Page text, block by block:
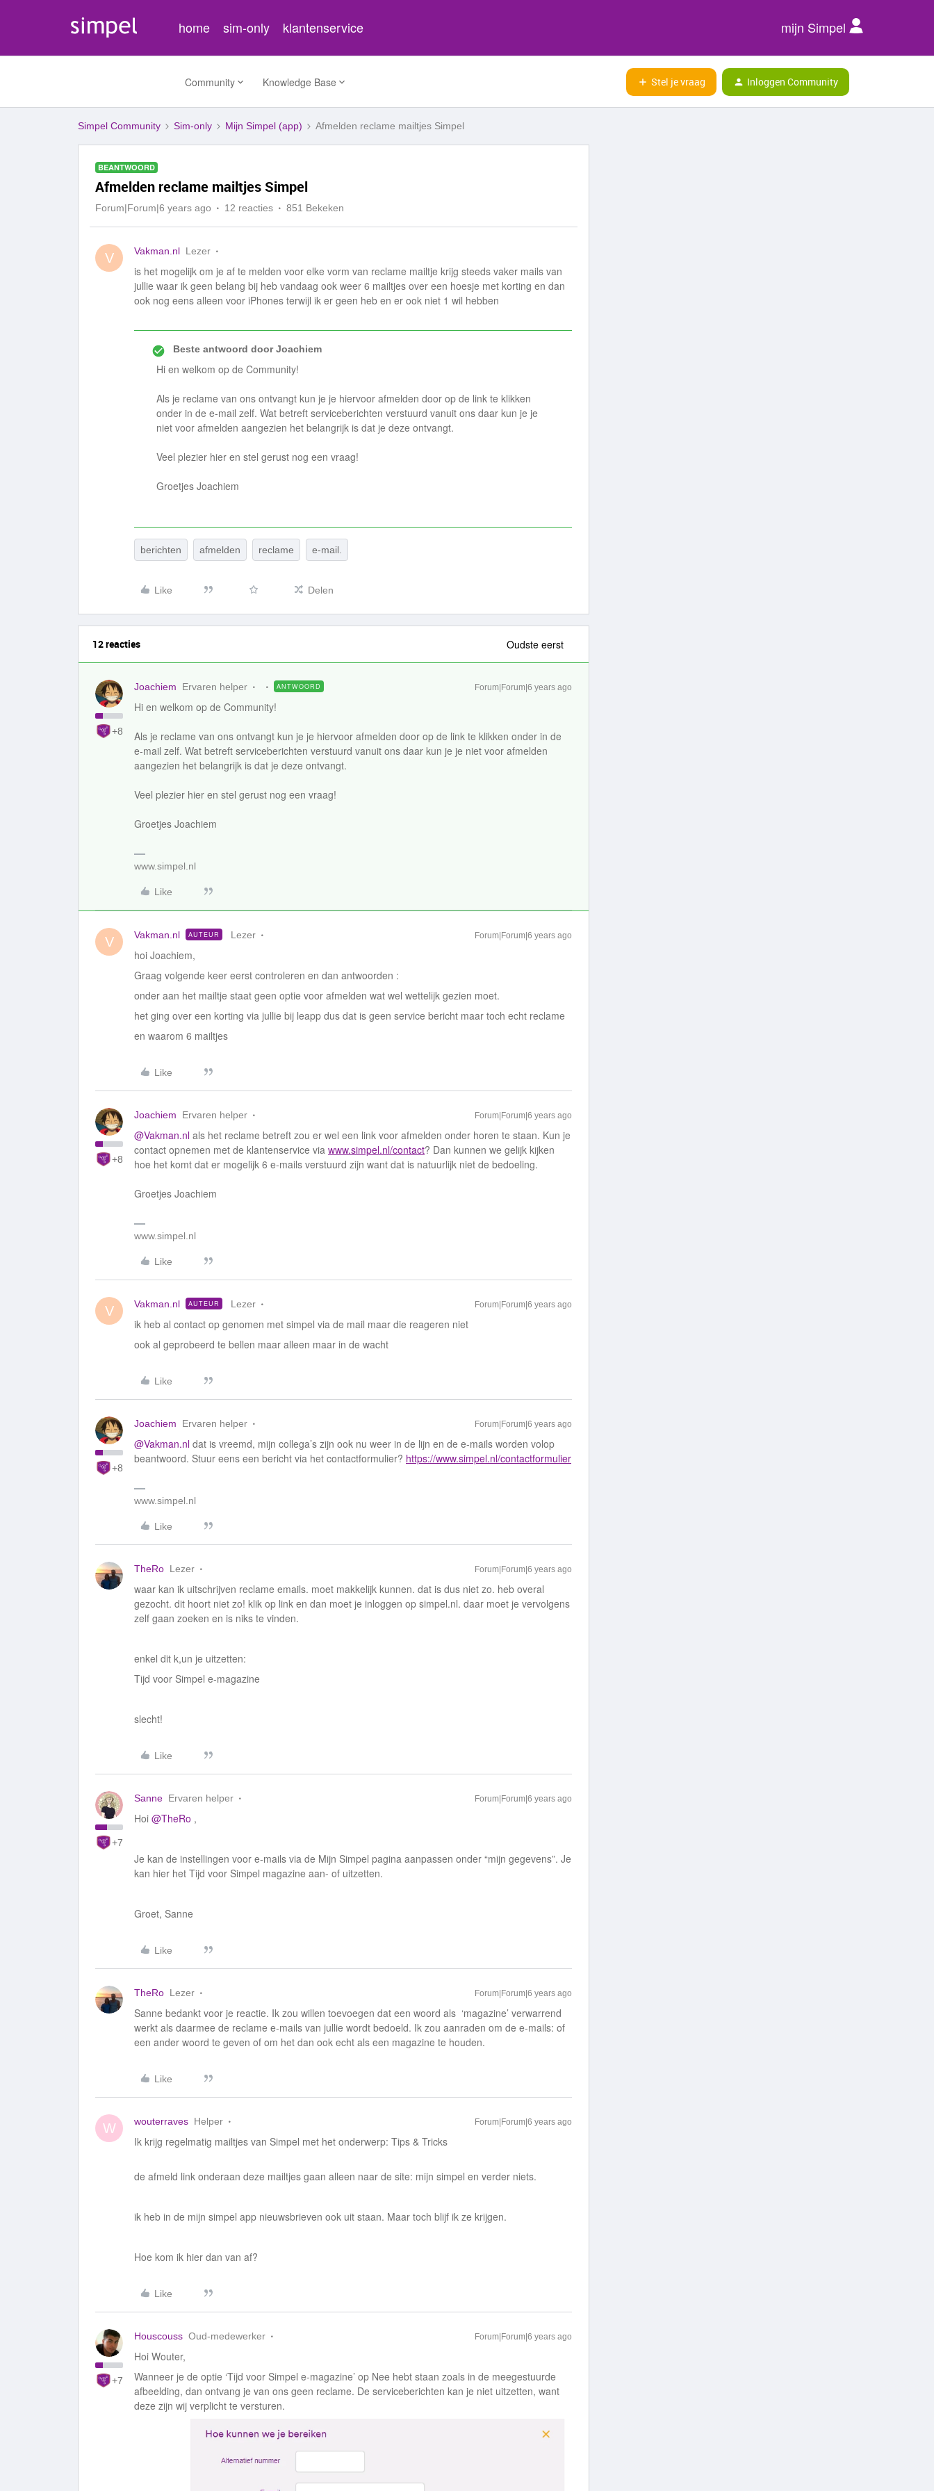
home sim-only klantenservice mijn Simpel
Community Knowledge Base Stel je vraag Inloggen Community
Simpel Community Sim-only Mijn Simpel (app) Afmelden reclame mailtjes Simpel
BEANTWOORD
Afmelden reclame mailtjes Simpel
Forum|Forum|6 years ago 12 reacties 851 Bekeken
V Vakman.nl Lezer
is het mogelijk om je af te melden voor elke vorm van reclame mailtje krijg steeds vaker mails van
jullie waar ik geen belang bij heb vandaag ook weer 6 mailtjes over een hoesje met korting en dan
ook nog eens alleen voor iPhones terwijl ik er geen heb en er ook niet 1 wil hebben
Beste antwoord doorJoachiem
Hi en welkom op de Community!
Als je reclame van ons ontvangt kun je je hiervoor afmelden door op de link te klikken
onder in de e-mail zelf. Wat betreft serviceberichten verstuurd vanuit ons daar kun je je
niet voor afmelden aangezien het belangrijk is dat je deze ontvangt.
Veel plezier hier en stel gerust nog een vraag!
Groetjes Joachiem
berichten afmelden reclame e-mail.
Like Delen
12 reacties Oudste eerst
+8
Joachiem Ervaren helper ANTWOORD Forum|Forum|6 years ago
Hi en welkom op de Community!
Als je reclame van ons ontvangt kun je je hiervoor afmelden door op de link te klikken onder in de
e-mail zelf. Wat betreft serviceberichten verstuurd vanuit ons daar kun je je niet voor afmelden
aangezien het belangrijk is dat je deze ontvangt.
Veel plezier hier en stel gerust nog een vraag!
Groetjes Joachiem
www.simpel.nl
Like
V Vakman.nl AUTEUR Lezer Forum|Forum|6 years ago
hoi Joachiem,
Graag volgende keer eerst controleren en dan antwoorden :
onder aan het mailtje staat geen optie voor afmelden wat wel wettelijk gezien moet.
het ging over een korting via jullie bij leapp dus dat is geen service bericht maar toch echt reclame
en waarom 6 mailtjes
Like
+8
Joachiem Ervaren helper Forum|Forum|6 years ago
@Vakman.nl als het reclame betreft zou er wel een link voor afmelden onder horen te staan. Kun je
contact opnemen met de klantenservice via www.simpel.nl/contact? Dan kunnen we gelijk kijken
hoe het komt dat er mogelijk 6 e-mails verstuurd zijn want dat is natuurlijk niet de bedoeling.
Groetjes Joachiem
www.simpel.nl
Like
V Vakman.nl AUTEUR Lezer Forum|Forum|6 years ago
ik heb al contact op genomen met simpel via de mail maar die reageren niet
ook al geprobeerd te bellen maar alleen maar in de wacht
Like
+8
Joachiem Ervaren helper Forum|Forum|6 years ago
@Vakman.nl dat is vreemd, mijn collega’s zijn ook nu weer in de lijn en de e-mails worden volop
beantwoord. Stuur eens een bericht via het contactformulier? https://www.simpel.nl/contactformulier
www.simpel.nl
Like
TheRo Lezer Forum|Forum|6 years ago
waar kan ik uitschrijven reclame emails. moet makkelijk kunnen. dat is dus niet zo. heb overal
gezocht. dit hoort niet zo! klik op link en dan moet je inloggen op simpel.nl. daar moet je vervolgens
zelf gaan zoeken en is niks te vinden.
enkel dit k,un je uitzetten:
Tijd voor Simpel e-magazine
slecht!
Like
+7
Sanne Ervaren helper Forum|Forum|6 years ago
Hoi @TheRo ,
Je kan de instellingen voor e-mails via de Mijn Simpel pagina aanpassen onder “mijn gegevens”. Je
kan hier het Tijd voor Simpel magazine aan- of uitzetten.
Groet, Sanne
Like
TheRo Lezer Forum|Forum|6 years ago
Sanne bedankt voor je reactie. Ik zou willen toevoegen dat een woord als ‘magazine’ verwarrend
werkt als daarmee de reclame e-mails van jullie wordt bedoeld. Ik zou aanraden om de e-mails: of
een ander woord te geven of om het dan ook echt als een magazine te houden.
Like
W wouterraves Helper Forum|Forum|6 years ago
Ik krijg regelmatig mailtjes van Simpel met het onderwerp: Tips & Tricks
de afmeld link onderaan deze mailtjes gaan alleen naar de site: mijn simpel en verder niets.
ik heb in de mijn simpel app nieuwsbrieven ook uit staan. Maar toch blijf ik ze krijgen.
Hoe kom ik hier dan van af?
Like
+7
Houscouss Oud-medewerker Forum|Forum|6 years ago
Hoi Wouter,
Wanneer je de optie ‘Tijd voor Simpel e-magazine’ op Nee hebt staan zoals in de meegestuurde
afbeelding, dan ontvang je van ons geen reclame. De serviceberichten kan je niet uitzetten, want
deze zijn wij verplicht te versturen.